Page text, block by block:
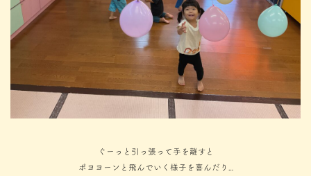
ぐーっと引っ張って手を離すと
ポヨヨーンと飛んでいく様子を喜んだり…